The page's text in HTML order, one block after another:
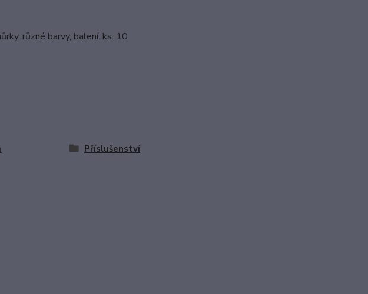
různé barvy, balení. ks. 10
Příslušenství